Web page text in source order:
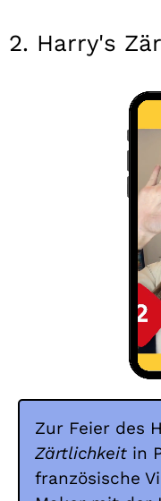
2. Harry's
Zur Feier des
Zärtlichkeit in
französische